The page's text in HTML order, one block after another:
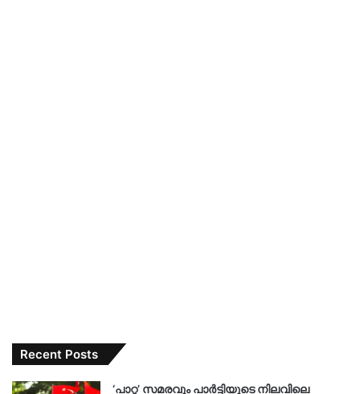
Recent Posts
‘പാറ്റ’ സമരവും പാർട്ടിയുടെ നിലവിലെ